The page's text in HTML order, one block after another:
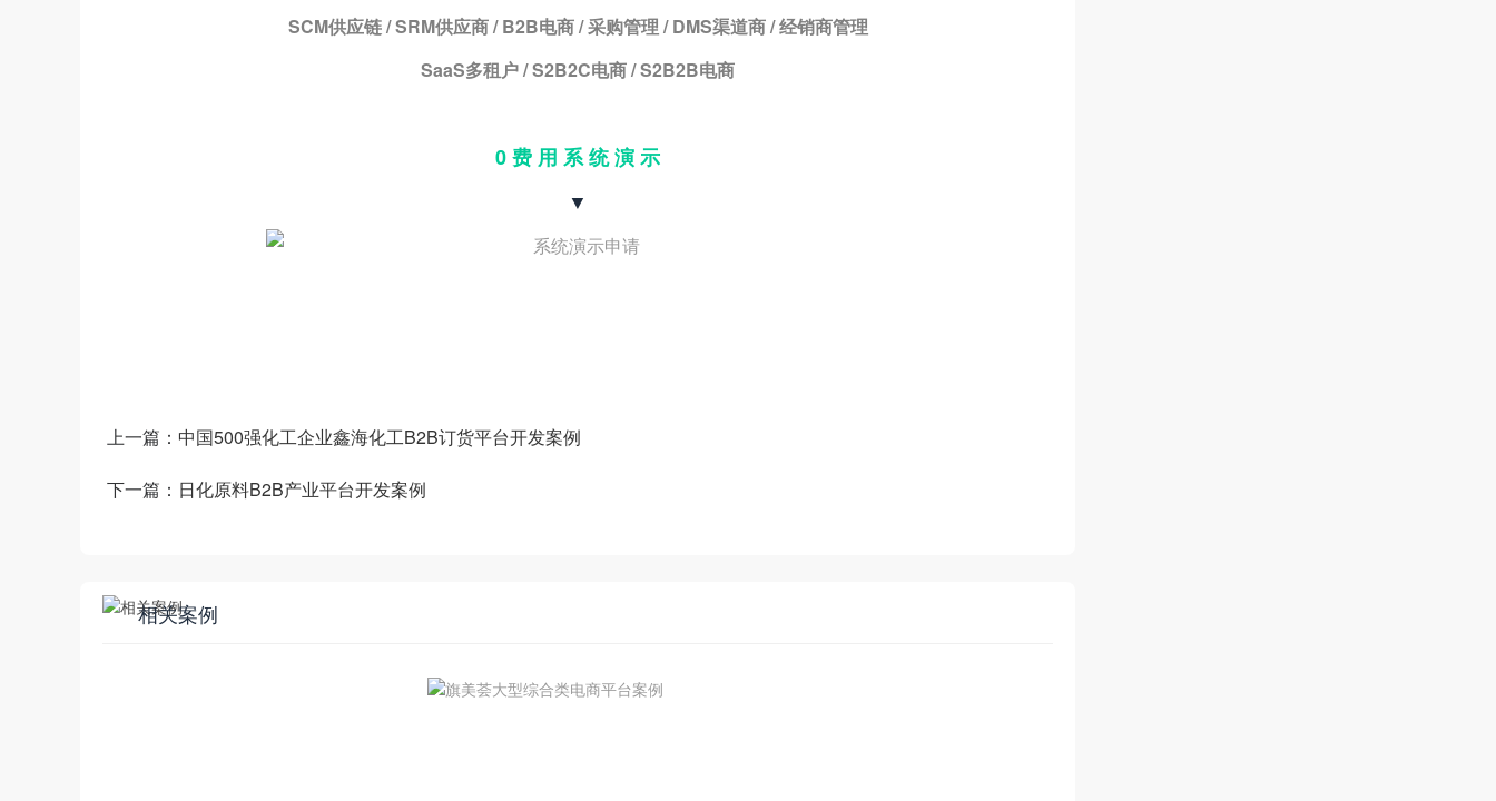
SCM供应链 / SRM供应商 / B2B电商 / 采购管理 / DMS渠道商 / 经销商管理
SaaS多租户 / S2B2C电商 / S2B2B电商
0 费 用 系 统 演 示
▼
上一篇： 中国500强化工企业鑫海化工B2B订货平台开发案例
下一篇： 日化原料B2B产业平台开发案例
相关案例